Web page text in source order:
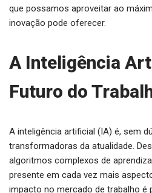
que possamos aproveitar ao
inovação pode oferecer.
A Inteligência
Futuro do
A inteligência artificial (IA) é, sem
transformadoras da atualidade.
algoritmos complexos de
presente em cada vez mais
impacto no mercado de trabalho é